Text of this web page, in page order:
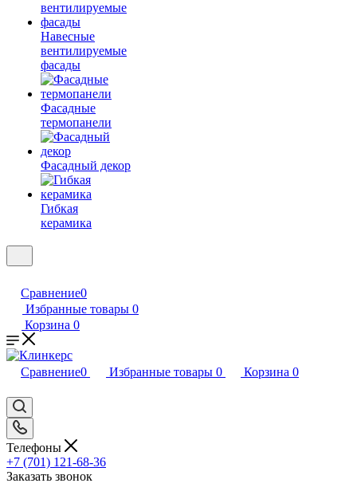
Навесные
вентилируемые
фасады
Фасадные
термопанели
Фасадный декор
Гибкая
керамика
Сравнение0
Избранные товары 0
Корзина 0
Сравнение0 Избранные товары 0 Корзина 0
Телефоны
+7 (701) 121-68-36
Заказать звонок